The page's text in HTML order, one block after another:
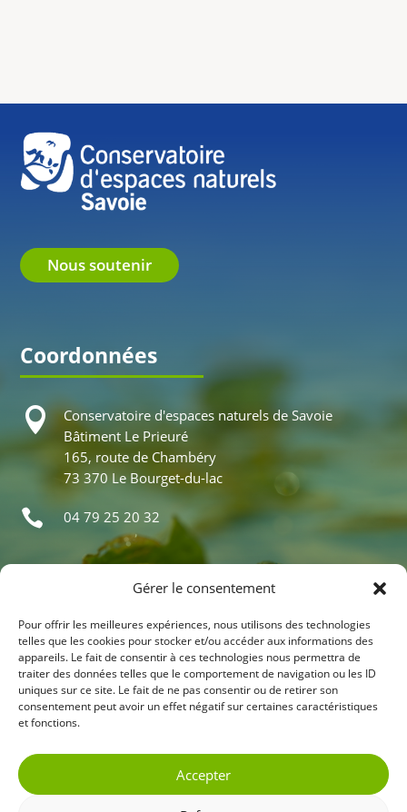
Gérer le consentement
Pour offrir les meilleures expériences, nous utilisons des technologies
telles que les cookies pour stocker et/ou accéder aux informations des
appareils. Le fait de consentir à ces technologies nous permettra de
traiter des données telles que le comportement de navigation ou les ID
uniques sur ce site. Le fait de ne pas consentir ou de retirer son
consentement peut avoir un effet négatif sur certaines caractéristiques
et fonctions.
Accepter
Nous soutenir
Coordonnées

Conservatoire d'espaces naturels de Savoie
Bâtiment Le Prieuré
165, route de Chambéry
73 370 Le Bourget-du-lac
 04 79 25 20 32
Visites virtuelles
Nos chantiers
Contactez-nous